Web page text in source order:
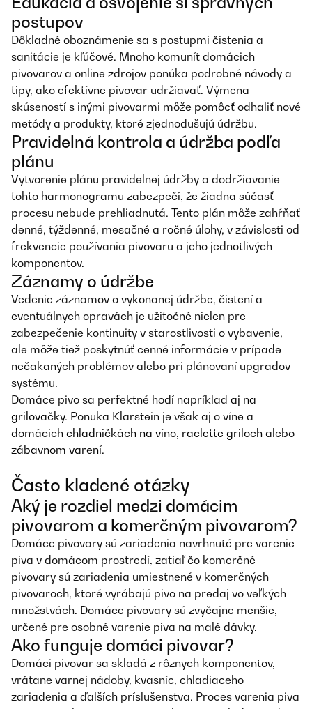
postupov
Dôkladné oboznámenie sa s postupmi čistenia a
sanitácie je kľúčové. Mnoho komunít domácich
pivovarov a online zdrojov ponúka podrobné návody a
tipy, ako efektívne pivovar udržiavať. Výmena
skúseností s inými pivovarmi môže pomôcť odhaliť nové
metódy a produkty, ktoré zjednodušujú údržbu.
Pravidelná kontrola a údržba podľa
plánu
Vytvorenie plánu pravidelnej údržby a dodržiavanie
tohto harmonogramu zabezpečí, že žiadna súčasť
procesu nebude prehliadnutá. Tento plán môže zahŕňať
denné, týždenné, mesačné a ročné úlohy, v závislosti od
frekvencie používania pivovaru a jeho jednotlivých
komponentov.
Záznamy o údržbe
Vedenie záznamov o vykonanej údržbe, čistení a
eventuálnych opravách je užitočné nielen pre
zabezpečenie kontinuity v starostlivosti o vybavenie,
ale môže tiež poskytnúť cenné informácie v prípade
nečakaných problémov alebo pri plánovaní upgradov
systému.
Domáce pivo sa perfektné hodí napríklad aj na
grilovačky. Ponuka Klarstein je však aj o víne a
domácich chladničkách na víno, raclette griloch alebo
zábavnom varení.
Často kladené otázky
Aký je rozdiel medzi domácim
pivovarom a komerčným pivovarom?
Domáce pivovary sú zariadenia navrhnuté pre varenie
piva v domácom prostredí, zatiaľ čo komerčné
pivovary sú zariadenia umiestnené v komerčných
pivovaroch, ktoré vyrábajú pivo na predaj vo veľkých
množstvách. Domáce pivovary sú zvyčajne menšie,
určené pre osobné varenie piva na malé dávky.
Ako funguje domáci pivovar?
Domáci pivovar sa skladá z rôznych komponentov,
vrátane varnej nádoby, kvasníc, chladiaceho
zariadenia a ďalších príslušenstva. Proces varenia piva